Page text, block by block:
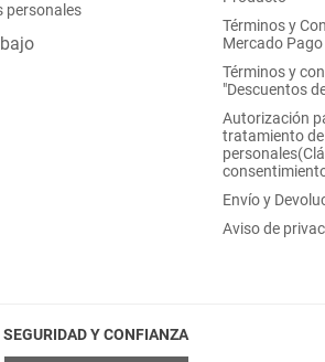
personales
Términos y
Mercado Pago
Términos y
"Descuentos
Autorización
tratamiento
Envío y
Aviso de
SEGURIDAD Y CONFIANZA